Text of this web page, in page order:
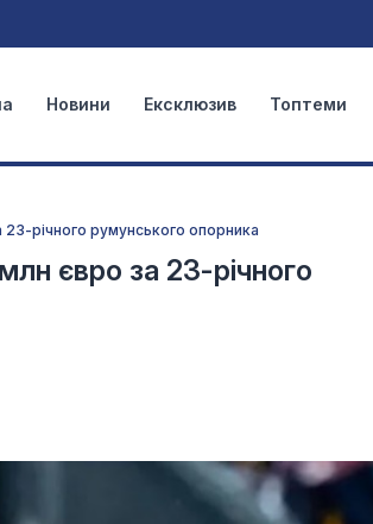
Новини Ексклюзив Топтеми
річного румунського опорника
євро за 23-річного